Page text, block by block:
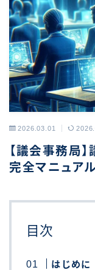
2026.03.01
【議会事務局
完全マニュアル
目次
はじめに